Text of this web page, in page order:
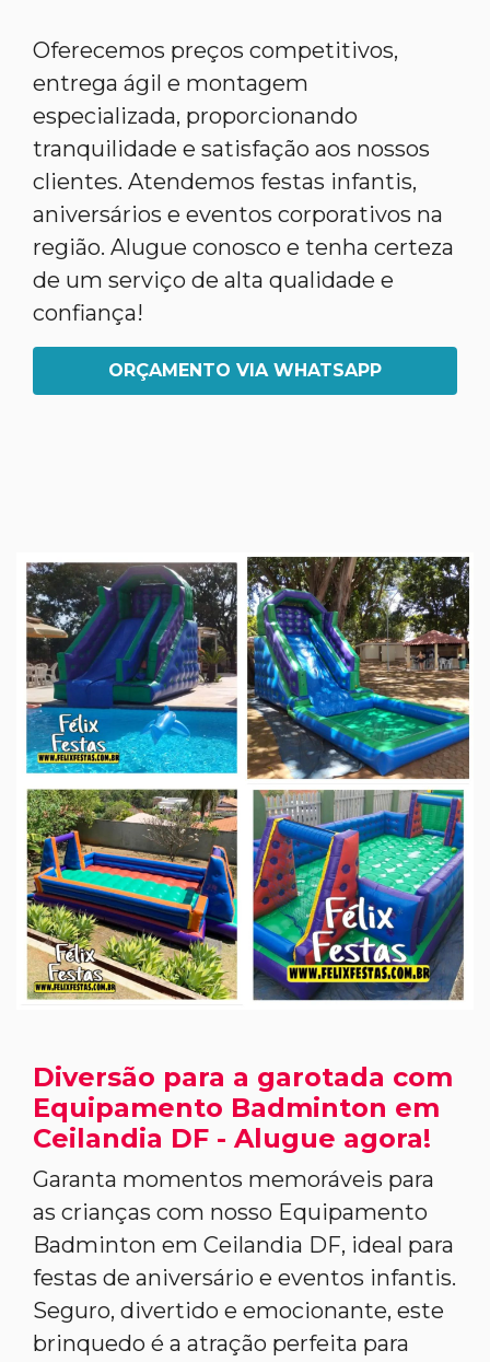
Oferecemos preços competitivos,
entrega ágil e montagem
especializada, proporcionando
tranquilidade e satisfação aos nossos
clientes. Atendemos festas infantis,
aniversários e eventos corporativos na
região. Alugue conosco e tenha certeza
de um serviço de alta qualidade e
confiança!
ORÇAMENTO VIA WHATSAPP
Diversão para a garotada com
Equipamento Badminton em
Ceilandia DF - Alugue agora!
Garanta momentos memoráveis para
as crianças com nosso Equipamento
Badminton em Ceilandia DF, ideal para
festas de aniversário e eventos infantis.
Seguro, divertido e emocionante, este
brinquedo é a atração perfeita para